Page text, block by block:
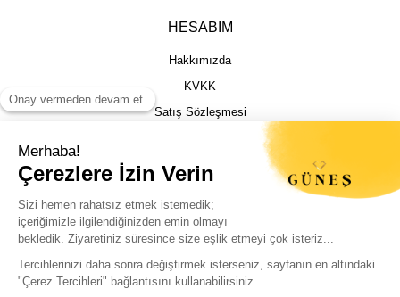
Sizin için en iyi deneyimi sunmak adına
HESABIM
Hakkımızda
KVKK
Satış Sözleşmesi
İptal İade Şartları
Kargo Takibi